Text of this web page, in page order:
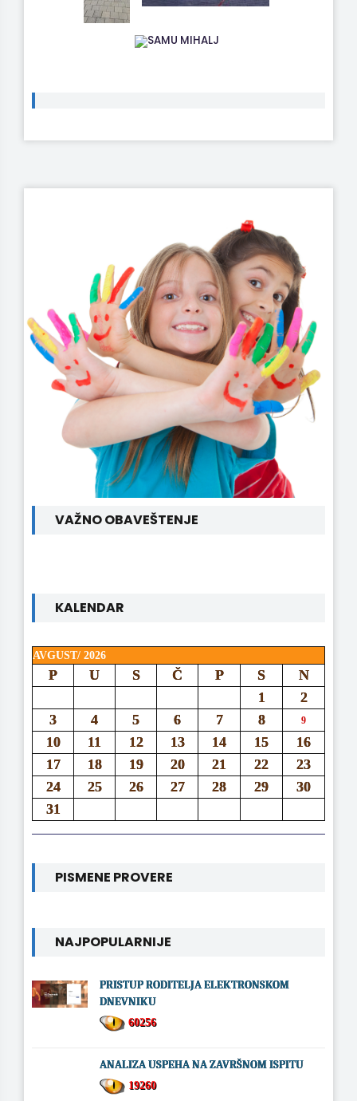
VAŽNO OBAVEŠTENJE
KALENDAR
AVGUST/ 2026
P U S Č P S
N
1
2
3
4 5 6 7 8 9
10 11 12 13 14 15
16
17
18 19 20 21 22
23
24
25 26 27 28 29
30
31
PISMENE PROVERE
NAJPOPULARNIJE
PRISTUP RODITELJA ELEKTRONSKOM
DNEVNIKU
60256
ANALIZA USPEHA NA ZAVRŠNOM ISPITU
19260